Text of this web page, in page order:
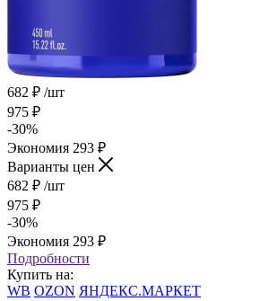
682 ₽ /шт
975 ₽
-30%
Экономия 293 ₽
Варианты цен
682 ₽ /шт
975 ₽
-30%
Экономия 293 ₽
Подробности
Купить на:
WB OZON ЯНДЕКС.МАРКЕТ